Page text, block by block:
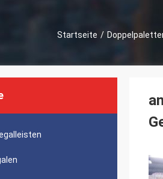
Startseite /